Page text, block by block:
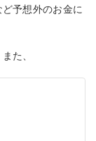
予想外のお金に
た、